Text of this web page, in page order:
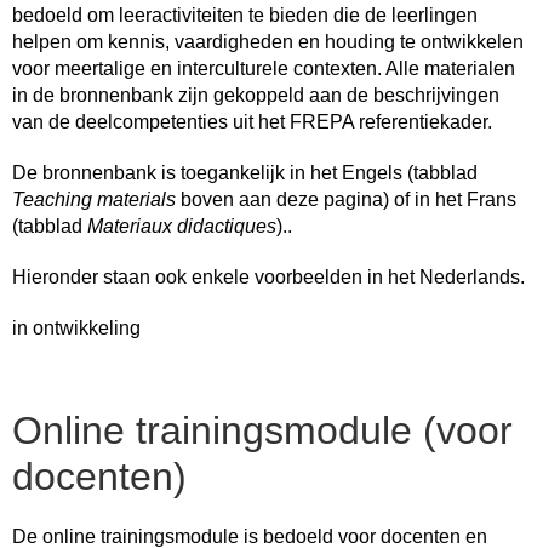
bedoeld om leeractiviteiten te bieden die de leerlingen
helpen om kennis, vaardigheden en houding te ontwikkelen
voor meertalige en interculturele contexten. Alle materialen
in de bronnenbank zijn gekoppeld aan de beschrijvingen
van de deelcompetenties uit het FREPA referentiekader.
De bronnenbank is toegankelijk in het Engels (tabblad
Teaching materials boven aan deze pagina) of in het Frans
(tabblad Materiaux didactiques)..
Hieronder staan ook enkele voorbeelden in het Nederlands.
in ontwikkeling
Online trainingsmodule (voor
docenten)
De online trainingsmodule is bedoeld voor docenten en